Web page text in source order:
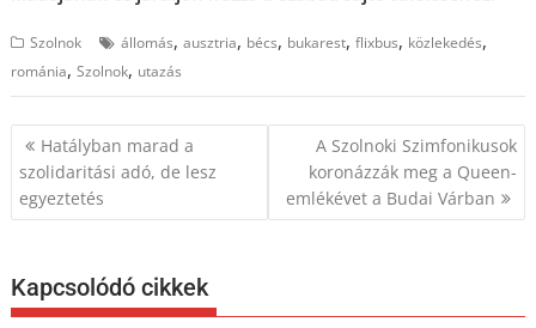
Szolnok állomás,ausztria, bécs, bukarest,flixbus, közlekedés,
románia,Szolnok, utazás
Bejegyzés
navigáció
Hatályban marad a
szolidaritási adó, de lesz
egyeztetés
A Szolnoki Szimfonikusok
koronázzák meg a Queen-
emlékévet a Budai Várban
Kapcsolódó cikkek